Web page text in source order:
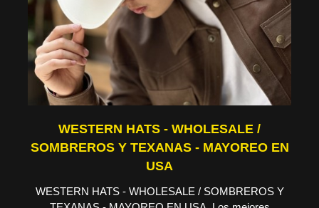
WESTERN HATS - WHOLESALE /
SOMBREROS Y TEXANAS - MAYOREO EN
USA
WESTERN HATS - WHOLESALE / SOMBREROS Y